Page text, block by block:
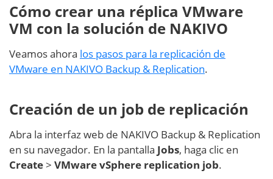
Cómo crear una réplica VMware
VM con la solución de NAKIVO
Veamos ahora los pasos para la replicación de
VMware en NAKIVO Backup & Replication.
Creación de un job de replicación
Abra la interfaz web de NAKIVO Backup & Replication
en su navegador. En la pantalla Jobs, haga clic en
Create> VMware vSphere replication job.